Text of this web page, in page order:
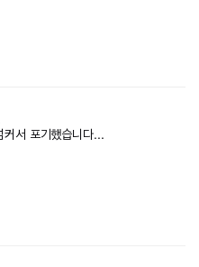
커서 포기했습니다...